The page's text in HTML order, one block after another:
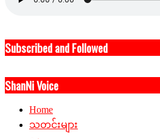
Subscribed and Followed
ShanNi Voice
Home
သတင်းများ